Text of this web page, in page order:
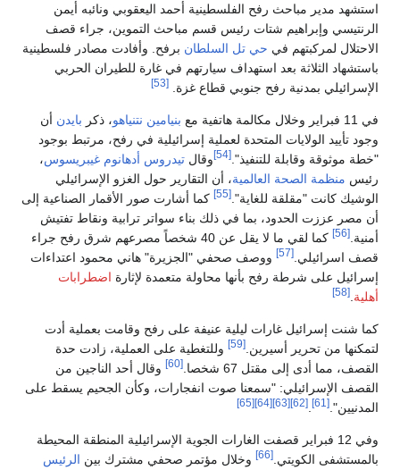
استشهد مدير مباحث رفح الفلسطينية أحمد اليعقوبي ونائبه أيمن
الرنتيسي وإبراهيم شتات رئيس قسم مباحث التموين، جراء قصف
الاحتلال لمركبتهم في حي تل السلطان برفح. وأفادت مصادر فلسطينية
باستشهاد الثلاثة بعد استهداف سيارتهم في غارة للطيران الحربي
الإسرائيلي بمدنية رفح جنوبي قطاع غزة.
[53]
في 11 فبراير وخلال مكالمة هاتفية مع بنيامين نتنياهو، ذكر بايدن أن
وجود تأييد الولايات المتحدة لعملية إسرائيلية في رفح، مرتبط بوجود
"خطة موثوقة وقابلة للتنفيذ". [54] وقال تيدروس أدهانوم غيبريسوس،
رئيس منظمة الصحة العالمية، أن التقارير حول الغزو الإسرائيلي
الوشيك كانت "مقلقة للغاية". [55]
كما أشارت صور الأقمار الصناعية إلى
أن مصر عززت الحدود، بما في ذلك بناء سواتر ترابية ونقاط تفتيش
أمنية. [56]
كما لقي ما لا يقل عن 40 شخصاً مصرعهم شرق رفح جراء
قصف اسرائيلي. [57]
ووصف صحفي "الجزيرة" هاني محمود اعتداءات
إسرائيل على شرطة رفح بأنها محاولة متعمدة لإثارة اضطرابات
أهلية [58]
كما شنت إسرائيل غارات ليلية عنيفة على رفح وقامت بعملية أدت
لتمكنها من تحرير أسيرين. [59]
وللتغطية على العملية، زادت حدة
القصف، مما أدى إلى مقتل 67 شخصا.
[60]
وقال أحد الناجين من
القصف الإسرائيلي: "سمعنا صوت انفجارات، وكأن الجحيم يسقط على
المدنيين". [61]
[62]
[63]
[64]
[65]
وفي 12 فبراير قصفت الغارات الجوية الإسرائيلية المنطقة المحيطة
بالمستشفى الكويتي. [66] وخلال مؤتمر صحفي مشترك بين الرئيس